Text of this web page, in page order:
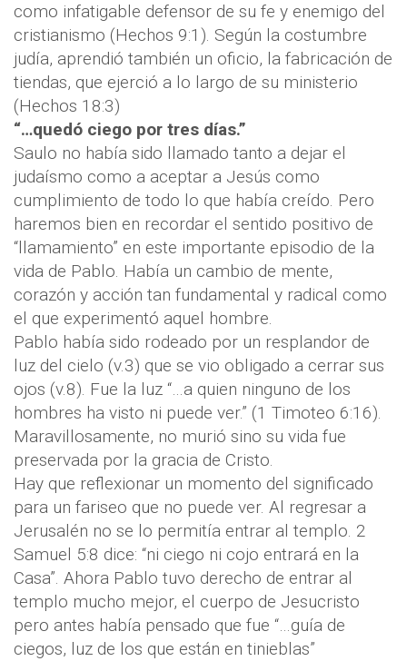
como infatigable defensor de su fe y enemigo del
cristianismo (Hechos 9:1). Según la costumbre
judía, aprendió también un oficio, la fabricación de
tiendas, que ejerció a lo largo de su ministerio
(Hechos 18:3)
“…quedó ciego por tres días.”
Saulo no había sido llamado tanto a dejar el
judaísmo como a aceptar a Jesús como
cumplimiento de todo lo que había creído. Pero
haremos bien en recordar el sentido positivo de
“llamamiento” en este importante episodio de la
vida de Pablo. Había un cambio de mente,
corazón y acción tan fundamental y radical como
el que experimentó aquel hombre.
Pablo había sido rodeado por un resplandor de
luz del cielo (v.3) que se vio obligado a cerrar sus
ojos (v.8). Fue la luz “…a quien ninguno de los
hombres ha visto ni puede ver.” (1 Timoteo 6:16).
Maravillosamente, no murió sino su vida fue
preservada por la gracia de Cristo.
Hay que reflexionar un momento del significado
para un fariseo que no puede ver. Al regresar a
Jerusalén no se lo permitía entrar al templo. 2
Samuel 5:8 dice: “ni ciego ni cojo entrará en la
Casa”. Ahora Pablo tuvo derecho de entrar al
templo mucho mejor, el cuerpo de Jesucristo
pero antes había pensado que fue “…guía de
ciegos, luz de los que están en tinieblas”